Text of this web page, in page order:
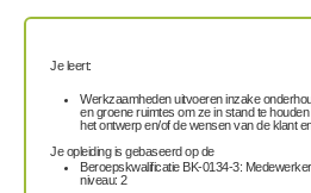
Je leert:
Werkzaamheden uitvoeren inzake
en groene ruimtes om ze in stand te
het ontwerp en/of de wensen van de klant
Je opleiding is gebaseerd op de
Beroepskwalificatie BK-0134-3:
niveau: 2